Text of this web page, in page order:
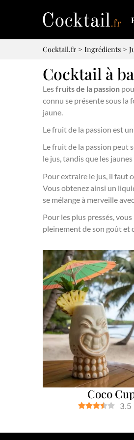
Cocktail.fr> Ingrédients >
Cocktail à
Lesfruits de la passion
connu se présente sous la
jaune.
Le fruit de la passion est
Le fruit de la passion peut
le jus, tandis que les
Pour extraire le jus, il faut
Vous obtenez ainsi un
se mélange à merveille
Pour les plus pressés,
pleinement de son goût et
Coco
3.5